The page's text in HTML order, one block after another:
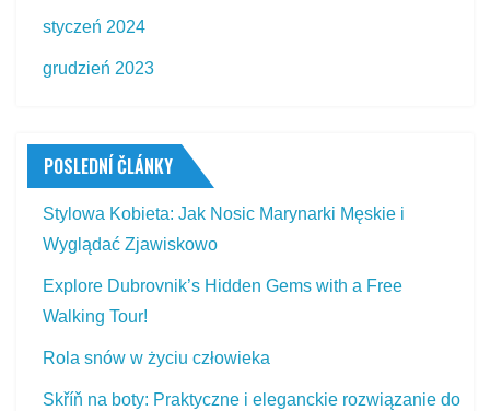
styczeń 2024
grudzień 2023
POSLEDNÍ ČLÁNKY
Stylowa Kobieta: Jak Nosic Marynarki Męskie i
Wyglądać Zjawiskowo
Explore Dubrovnik’s Hidden Gems with a Free
Walking Tour!
Rola snów w życiu człowieka
Skříň na boty: Praktyczne i eleganckie rozwiązanie do